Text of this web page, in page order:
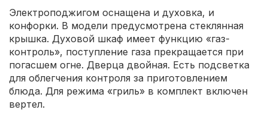
Электроподжигом оснащена и духовка, и
конфорки. В модели предусмотрена стеклянная
крышка. Духовой шкаф имеет функцию «газ-
контроль», поступление газа прекращается при
погасшем огне. Дверца двойная. Есть подсветка
для облегчения контроля за приготовлением
блюда. Для режима «гриль» в комплект включен
вертел.